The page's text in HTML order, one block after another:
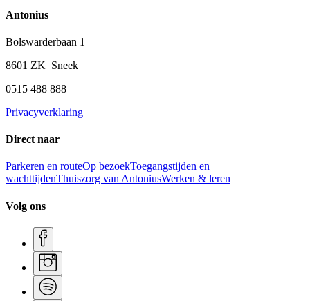
Antonius
Bolswarderbaan 1
8601 ZK Sneek
0515 488 888
Privacyverklaring
Direct naar
Parkeren en routeOp bezoekToegangstijden en
wachttijdenThuiszorg van AntoniusWerken & leren
Volg ons